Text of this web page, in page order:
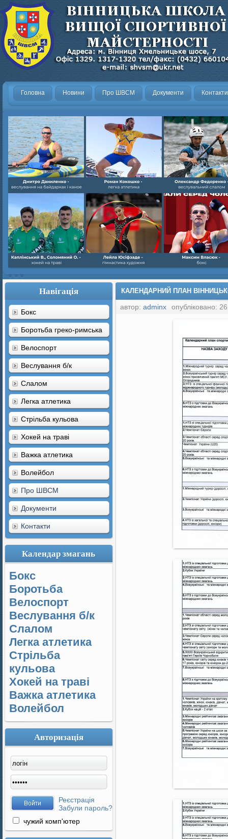
Головна Новини Про ШВСМ Документи Контакти
Навігація
Бокс
Боротьба греко-римська
Велоспорт
Веслування б/к
Cлалом
Легка атлетика
Стрільба кульова
Хокей на траві
Важка атлетика
Волейбол
Про ШВСМ
Документи
Контакти
Календар змагань
Бокс
Боротьба
Велоспорт
Веслування б/к
Cлалом
Легка атлетика
Стрільба
кульова
Хокей на траві
Важка атлетика
Волейбол
Авторизація
Реєстрація
Забули пароль?
чужий комп'ютер
КАЛЕНДАРНИЙ ПЛАН
автор: adminx опубліковано: